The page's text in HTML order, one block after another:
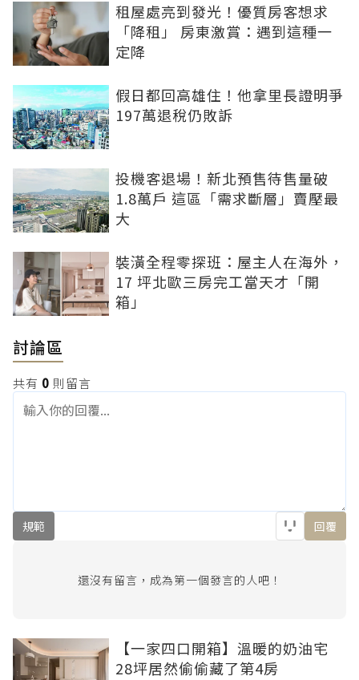
租屋處亮到發光！優質房客想求
「降租」 房東激賞：遇到這種一
定降
假日都回高雄住！他拿里長證明爭
197萬退稅仍敗訴
投機客退場！新北預售待售量破
1.8萬戶 這區「需求斷層」賣壓最
大
裝潢全程零探班：屋主人在海外，
17 坪北歐三房完工當天才「開
箱」
討論區
共有 0 則留言
規範 回覆
還沒有留言，成為第一個發言的人吧！
【一家四口開箱】溫暖的奶油宅
28坪居然偷偷藏了第4房